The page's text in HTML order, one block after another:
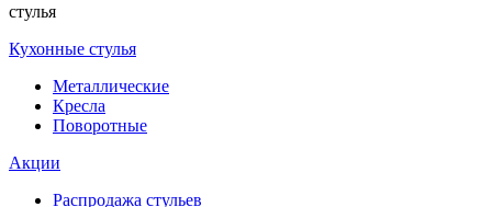
стулья
Кухонные стулья
Металлические
Кресла
Поворотные
Акции
Распродажа стульев